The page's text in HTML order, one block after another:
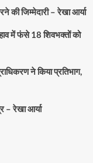
की जिम्मेदारी – रेखा आर्या
में फंसे 18 शिवभक्तों को
ने किया प्रतिभाग,
– रेखा आर्या